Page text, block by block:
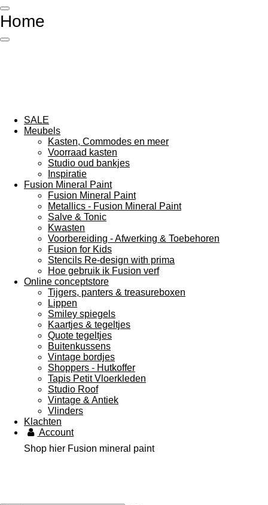
Ga
direct
de
Home
SALE
Meubels
Kasten, Commodes en meer
Voorraad kasten
Studio oud bankjes
Inspiratie
Fusion Mineral Paint
Fusion Mineral Paint
Metallics - Fusion Mineral Paint
Salve & Tonic
Kwasten
Voorbereiding - Afwerking & Toebehoren
Fusion for Kids
Stencils Re-design with prima
Hoe gebruik ik Fusion verf
Online conceptstore
Tijgers, panters & treasureboxen
Lippen
Smiley spiegels
Kaartjes & tegeltjes
Quote tegeltjes
Buitenkussens
Vintage bordjes
Shoppers - Hutkoffer
Tapis Petit Vloerkleden
Studio Roof
Vintage & Antiek
Vlinders
Klachten
Account
Shop hier Fusion mineral paint